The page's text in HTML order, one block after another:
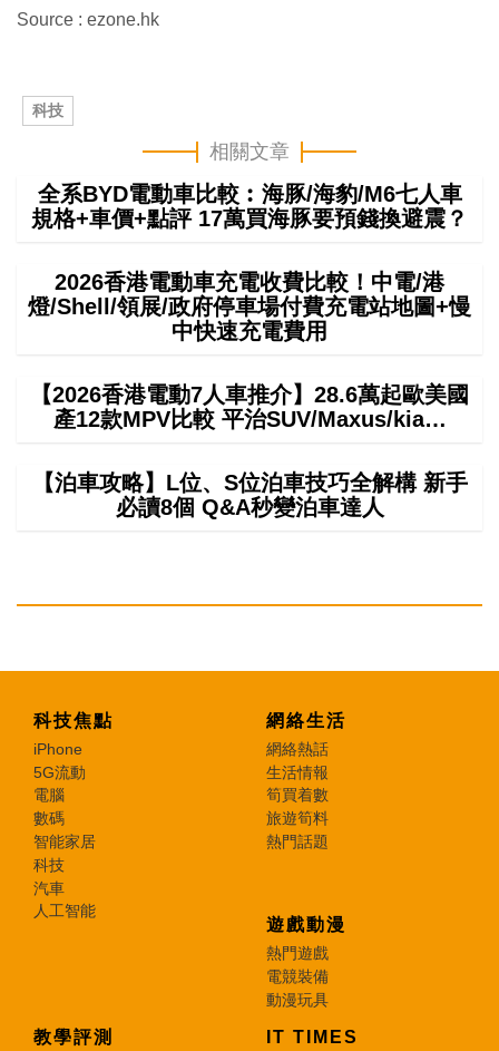
Source : ezone.hk
科技
相關文章
全系BYD電動車比較︰海豚/海豹/M6七人車
規格+車價+點評 17萬買海豚要預錢換避震？
2026香港電動車充電收費比較！中電/港
燈/Shell/領展/政府停車場付費充電站地圖+慢
中快速充電費用
【2026香港電動7人車推介】28.6萬起歐美國
產12款MPV比較 平治SUV/Maxus/kia…
【泊車攻略】L位、S位泊車技巧全解構 新手
必讀8個 Q&A秒變泊車達人
科技焦點
iPhone
5G流動
電腦
數碼
智能家居
科技
汽車
人工智能
網絡生活
網絡熱話
生活情報
筍買着數
旅遊筍料
熱門話題
遊戲動漫
熱門遊戲
電競裝備
動漫玩具
教學評測 IT TIMES